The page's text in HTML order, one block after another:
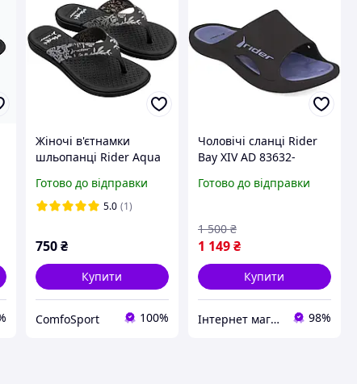
Жіночі в'єтнамки
шльопанці Rider Aqua
Готово до відправки
5.0 (1)
750 ₴
Купити
ComfoSport 100%
Чоловічі сланці Rider
Bay XIV AD 83632-
Готово до відправки
1 149₴
1 500 ₴
Купити
Інтернет магазин спортивного взуття Shoes-Factory 98%